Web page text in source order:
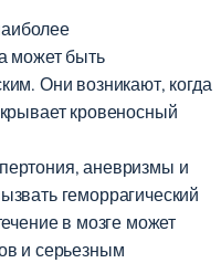
может быть
Они возникают, когда
кровеносный
аневризмы и
геморрагический
в мозге может
и серьезным